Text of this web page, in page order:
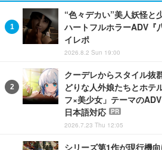
“色々デカい”美人妖怪と
ハートフルホラーADV『
イレポ
2026.8.2 Sun 19:00
クーデレからスタイル抜
どりな人外娘たちとホテ
フ×美少女」テーマの
日本語対応
PR
2026.7.23 Thu 12:05
シリーズ第1作が現行機